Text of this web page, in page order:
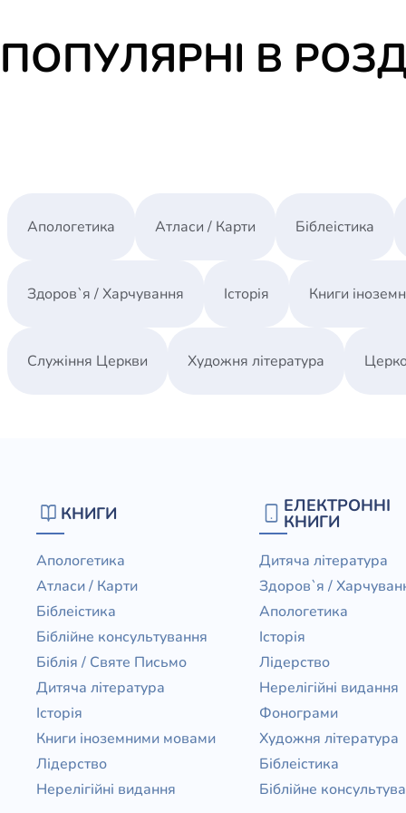
ПОПУЛЯРНІ В
Апологетика Атласи / Карти Біблеістика
Здоров`я / Харчування Історія Книги
Служіння Церкви Художня література
КНИГИ
Апологетика
Атласи / Карти
Біблеістика
Біблійне консультування
Біблія / Святе Письмо
Дитяча література
Історія
Книги іноземними мовами
Лідерство
Нерелігійні видання
ЕЛЕКТРОННІ
КНИГИ
Дитяча література
Здоров`я /
Апологетика
Історія
Лідерство
Нерелігійні видання
Фонограми
Художня література
Біблеістика
Біблійне